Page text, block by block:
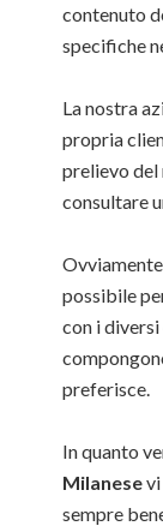
contenuto
specifiche
La nostra
propria
prelievo del
consultare
possibile
con i
preferisce.
In quanto
Milanese
sempre